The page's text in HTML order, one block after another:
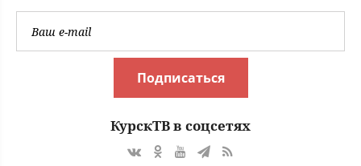
Подписаться
КурскТВ в соцсетях